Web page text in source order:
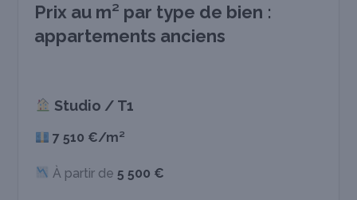
Prix au m² par type de bien :
appartements anciens
Studio / T1
7 510 €/m²
À partir de 5 500 €